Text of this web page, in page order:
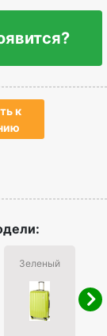
к
Зеленый